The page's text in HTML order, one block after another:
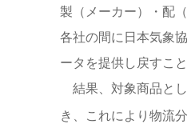
製（メーカー）・配
各社の間に日本気象
ータを提供し戻すこと
結果、対象商品と
き、これにより物流